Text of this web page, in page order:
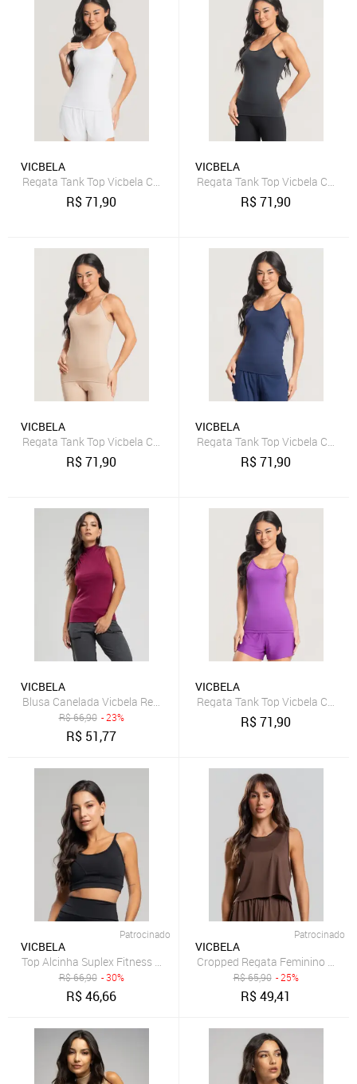
VICBELA
Regata Tank Top Vicbela Camiseta Fitness Alça Fina Academia
R$71,90
VICBELA
Regata Tank Top Vicbela
R$71,90
VICBELA
Regata Tank Top Vicbela Camiseta Fitness Alça Fina Academia
R$71,90
VICBELA
Regata Tank Top Vicbela
R$71,90
VICBELA
Blusa Canelada Vicbela Regata Gola Alta Vinho
R$66,90 - 23%
R$ 51,77
VICBELA
Regata Tank Top Vicbela
R$71,90
Patrocinado
VICBELA
Top Alcinha Suplex Fitness Vicbela Cropped Academia Treino Moda
R$66,90 - 30%
R$46,66
Patrocinado
VICBELA
Cropped Regata Feminino
R$65,90 - 25%
R$49,41